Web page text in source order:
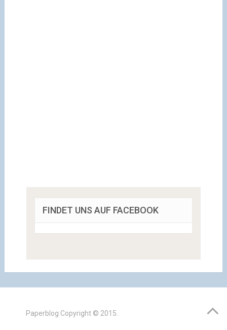
FINDET UNS AUF FACEBOOK
Paperblog Copyright © 2015.